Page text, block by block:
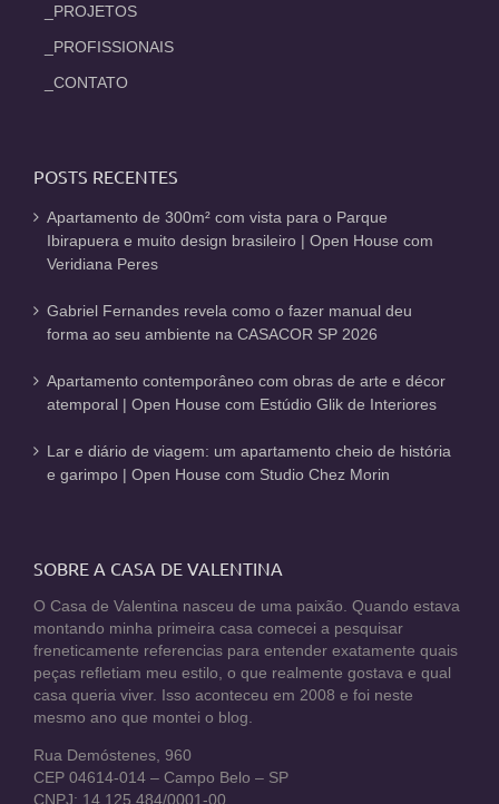
_PROJETOS
_PROFISSIONAIS
_CONTATO
POSTS RECENTES
Apartamento de 300m² com vista para o Parque
Ibirapuera e muito design brasileiro | Open House com
Veridiana Peres
Gabriel Fernandes revela como o fazer manual deu
forma ao seu ambiente na CASACOR SP 2026
Apartamento contemporâneo com obras de arte e décor
atemporal | Open House com Estúdio Glik de Interiores
Lar e diário de viagem: um apartamento cheio de história
e garimpo | Open House com Studio Chez Morin
SOBRE A CASA DE VALENTINA
O Casa de Valentina nasceu de uma paixão. Quando estava
montando minha primeira casa comecei a pesquisar
freneticamente referencias para entender exatamente quais
peças refletiam meu estilo, o que realmente gostava e qual
casa queria viver. Isso aconteceu em 2008 e foi neste
mesmo ano que montei o blog.
Rua Demóstenes, 960
CEP 04614-014 – Campo Belo – SP
CNPJ: 14.125.484/0001-00